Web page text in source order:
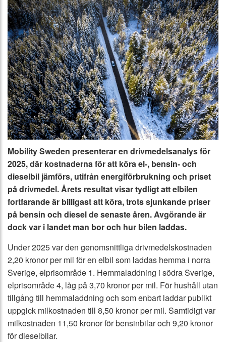
Mobility Sweden presenterar en drivmedelsanalys för
2025, där kostnaderna för att köra el-, bensin- och
dieselbil jämförs, utifrån energiförbrukning och priset
på drivmedel. Årets resultat visar tydligt att elbilen
fortfarande är billigast att köra, trots sjunkande priser
på bensin och diesel de senaste åren. Avgörande är
dock var i landet man bor och hur bilen laddas.
Under 2025 var den genomsnittliga drivmedelskostnaden
2,20 kronor per mil för en elbil som laddas hemma i norra
Sverige, elprisområde 1. Hemmaladdning i södra Sverige,
elprisområde 4, låg på 3,70 kronor per mil. För hushåll utan
tillgång till hemmaladdning och som enbart laddar publikt
uppgick milkostnaden till 8,50 kronor per mil. Samtidigt var
milkostnaden 11,50 kronor för bensinbilar och 9,20 kronor
för dieselbilar.